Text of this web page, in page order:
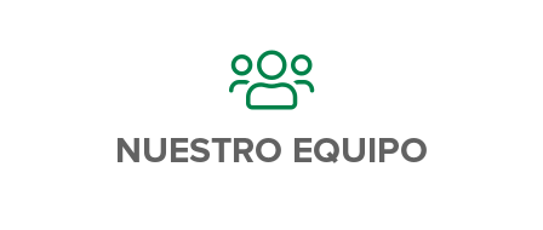
NUESTRO EQUIPO